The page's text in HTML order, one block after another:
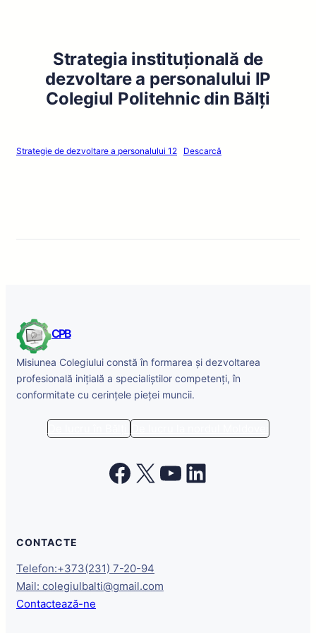
Strategia instituțională de
dezvoltare a personalului IP
Colegiul Politehnic din Bălți
Strategie de dezvoltare a personalului 12 Descarcă
CPB
Misiunea Colegiului constă în formarea și dezvoltarea
profesională inițială a specialiștilor competenți, în
conformitate cu cerințele pieței muncii.
Facebook X YouTube LinkedIn
CONTACTE
Telefon:+373(231) 7-20-94
Mail: colegiulbalti@gmail.com
Contactează-ne